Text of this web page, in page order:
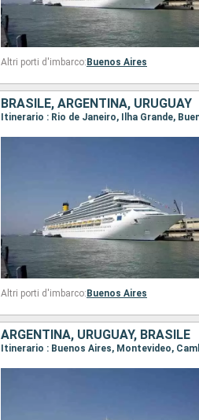
Altri porti d'imbarco: Buenos Aires
BRASILE, ARGENTINA, URUGUAY
Itinerario : Rio de Janeiro, Ilha Grande,
Altri porti d'imbarco: Buenos Aires
ARGENTINA, URUGUAY, BRASILE
Itinerario : Buenos Aires, Montevideo,